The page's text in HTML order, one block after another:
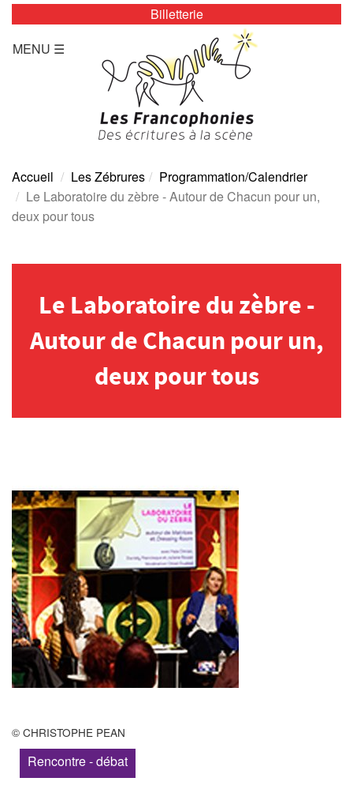
LES ZÉBRURES
Programmation/Calendrier
Presse
Tarifs
Programmation/calendrier
Espace Presse
Les résidences
Prix littéraires
Auteurs en résidence
ACTIONS CULTURELLES
Les actions
PÔLE DOCUMENTAIRE
Les Zébrures du printemps
Billetterie
MENU ☰
Accueil Les Zébrures
Programmation/Calendrier
Le Laboratoire du zèbre - Autour de Chacun pour un,
deux pour tous
Le Laboratoire du zèbre -
Autour de Chacun pour un,
deux pour tous
© CHRISTOPHE PEAN
Rencontre - débat